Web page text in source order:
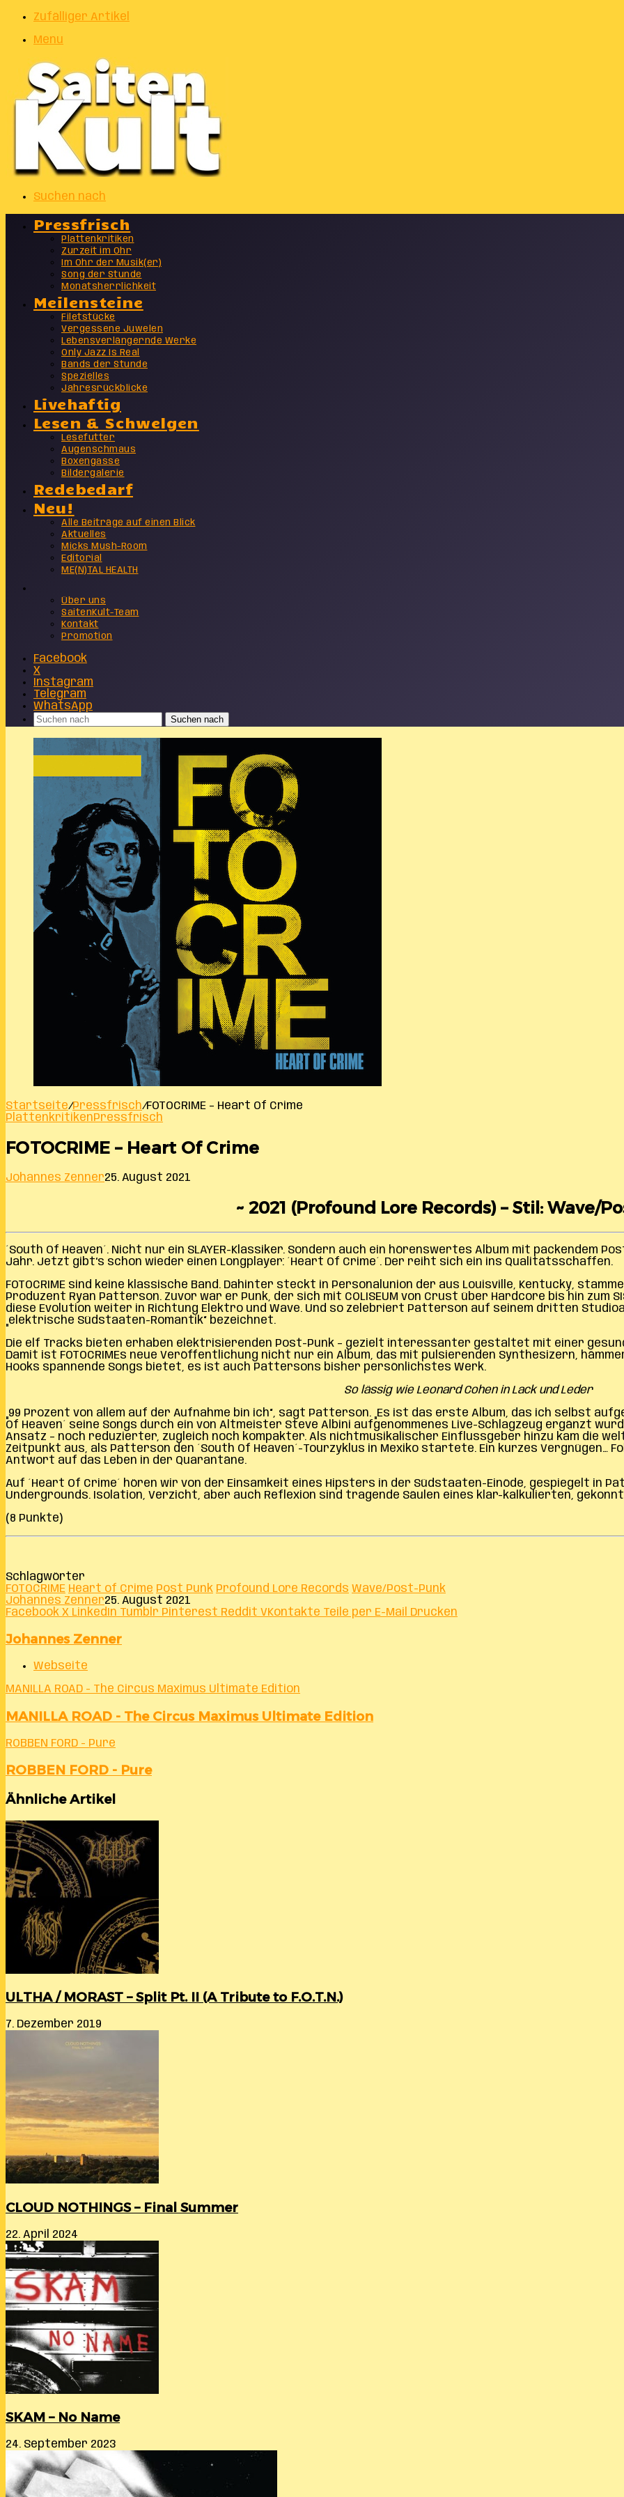
Zufälliger Artikel
Menu
Suchen nach
Pressfrisch
Plattenkritiken
Zurzeit im Ohr
Im Ohr der Musik(er)
Song der Stunde
Monatsherrlichkeit
Meilensteine
Filetstücke
Vergessene Juwelen
Lebensverlängernde Werke
Only Jazz Is Real
Bands der Stunde
Spezielles
Jahresrückblicke
Livehaftig
Lesen & Schwelgen
Lesefutter
Augenschmaus
Boxengasse
Bildergalerie
Redebedarf
Neu!
Alle Beiträge auf einen Blick
Aktuelles
Micks Mush-Room
Editorial
ME(N)TAL HEALTH
Über uns
SaitenKult-Team
Kontakt
Promotion
Facebook
X
Instagram
Telegram
WhatsApp
Suchen nach
Startseite/Pressfrisch/FOTOCRIME – Heart Of Crime
PlattenkritikenPressfrisch
FOTOCRIME – Heart Of Crime
Johannes Zenner25. August 2021
~ 2021 (Profound Lore Records) – Stil: Wave/
´South Of Heaven´. Nicht nur ein SLAYER-Klassiker. Sondern auch ein hörenswertes Album mit packendem
Jahr. Jetzt gibt‘s schon wieder einen Longplayer: ´Heart Of Crime´. Der reiht sich ein ins Qualitätsschaffen.
FOTOCRIME sind keine klassische Band. Dahinter steckt in Personalunion der aus Louisville, Kentucky,
Produzent Ryan Patterson. Zuvor war er Punk, der sich mit COLISEUM von Crust über Hardcore bis hin zum
diese Evolution weiter in Richtung Elektro und Wave. Und so zelebriert Patterson auf seinem dritten
„elektrische Südstaaten-Romantik“ bezeichnet.
Die elf Tracks bieten erhaben elektrisierenden Post-Punk – gezielt interessanter gestaltet mit einer
Damit ist FOTOCRIMEs neue Veröffentlichung nicht nur ein Album, das mit pulsierenden Synthesizern,
Hooks spannende Songs bietet, es ist auch Pattersons bisher persönlichstes Werk.
So lässig wie Leonard Cohen in Lack und Leder
„99 Prozent von allem auf der Aufnahme bin ich“, sagt Patterson. „Es ist das erste Album, das ich selbst
Of Heaven´ seine Songs durch ein von Altmeister Steve Albini aufgenommenes Live-Schlagzeug ergänzt
Ansatz – noch reduzierter, zugleich noch kompakter. Als nichtmusikalischer Einflussgeber hinzu kam die
Zeitpunkt aus, als Patterson den ´South Of Heaven´-Tourzyklus in Mexiko startete. Ein kurzes Vergnügen…
Antwort auf das Leben in der Quarantäne.
Auf ´Heart Of Crime´ hören wir von der Einsamkeit eines Hipsters in der Südstaaten-Einöde, gespiegelt in
Undergrounds. Isolation, Verzicht, aber auch Reflexion sind tragende Säulen eines klar-kalkulierten,
(8 Punkte)
Schlagwörter
FOTOCRIME Heart of Crime Post Punk Profound Lore Records Wave/Post-Punk
Johannes Zenner25. August 2021
Facebook X LinkedIn Tumblr Pinterest Reddit VKontakte Teile per E-Mail Drucken
Johannes Zenner
Webseite
MANILLA ROAD - The Circus Maximus Ultimate Edition
MANILLA ROAD - The Circus Maximus Ultimate Edition
ROBBEN FORD - Pure
ROBBEN FORD - Pure
Ähnliche Artikel
ULTHA / MORAST – Split Pt. II (A Tribute to F.O.T.N.)
7. Dezember 2019
CLOUD NOTHINGS – Final Summer
22. April 2024
SKAM – No Name
24. September 2023